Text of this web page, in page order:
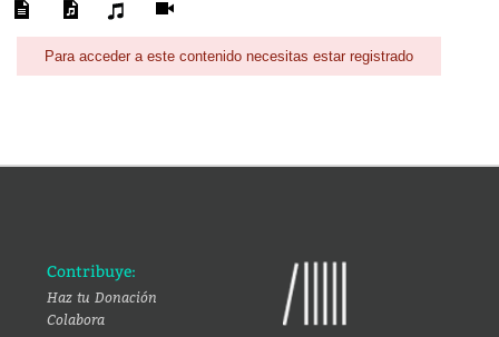
Para acceder a este contenido necesitas estar registrado
Contribuye:
Haz tu Donación
Colabora